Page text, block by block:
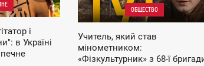
і
в Україні
ОБЩЕСТВО
Учитель, який став
мінометником:
«Фізкультурник» з 68-ї